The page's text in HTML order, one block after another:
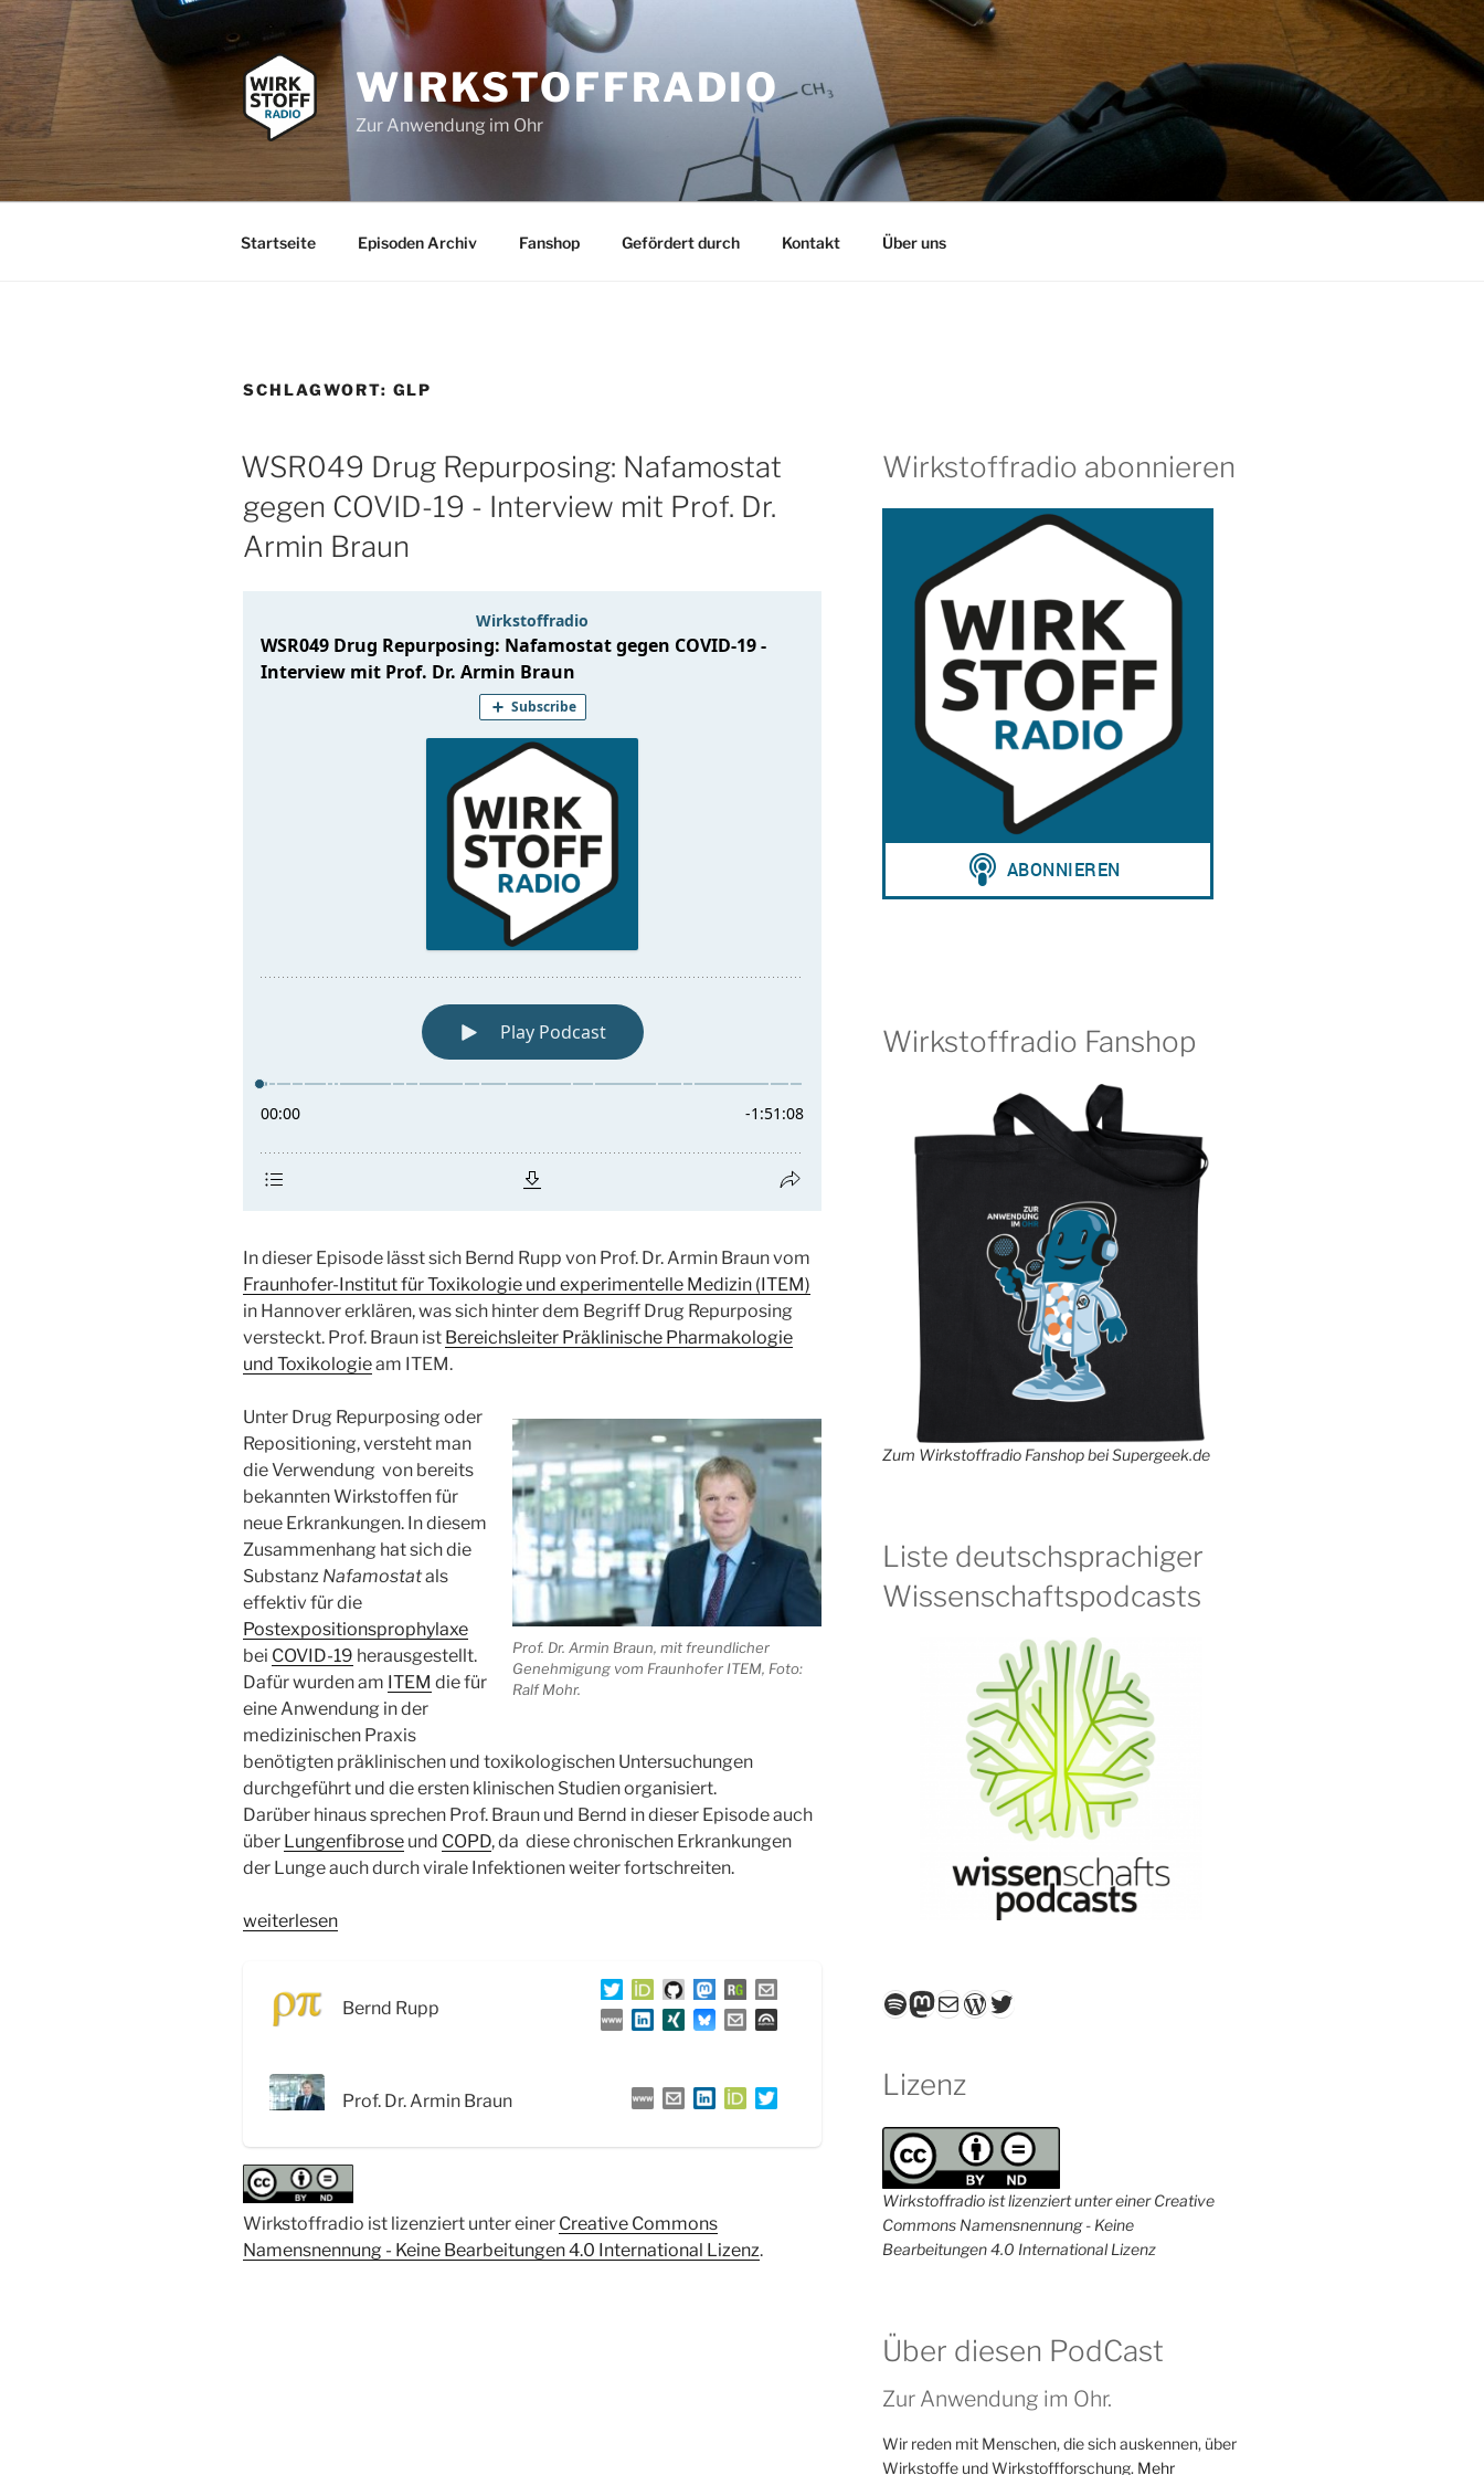
Zum
Inhalt
springen
WIRKSTOFFRADIO
Zur Anwendung im Ohr
Startseite Episoden Archiv Fanshop Gefördert durch Kontakt Über uns
SCHLAGWORT: GLP
WSR049 Drug Repurposing: Nafamostat
gegen COVID-19 - Interview mit Prof. Dr.
Armin Braun
In dieser Episode lässt sich Bernd Rupp von Prof. Dr. Armin Braun vom
Fraunhofer-Institut für Toxikologie und experimentelle Medizin (ITEM)
in Hannover erklären, was sich hinter dem Begriff Drug Repurposing
versteckt. Prof. Braun ist Bereichsleiter Präklinische Pharmakologie
und Toxikologieam ITEM.
Prof. Dr. Armin Braun, mit freundlicher
Genehmigung vom Fraunhofer ITEM, Foto:
Ralf Mohr.
Unter Drug Repurposing oder
Repositioning, versteht man
die Verwendung von bereits
bekannten Wirkstoffen für
neue Erkrankungen. In diesem
Zusammenhang hat sich die
Substanz Nafamostatals
effektiv für die
Postexpositionsprophylaxe
bei COVID-19 herausgestellt.
Dafür wurden am ITEM die für
eine Anwendung in der
medizinischen Praxis
benötigten präklinischen und toxikologischen Untersuchungen
durchgeführt und die ersten klinischen Studien organisiert.
Darüber hinaus sprechen Prof. Braun und Bernd in dieser Episode auch
über Lungenfibrose und COPD, da diese chronischen Erkrankungen
der Lunge auch durch virale Infektionen weiter fortschreiten.
„WSR049
Nafamostat
gegen
Prof.
Dr.
Armin
Braun“
weiterlesen
Bernd Rupp
Prof. Dr. Armin Braun
Wirkstoffradio ist lizenziert unter einer Creative Commons
Namensnennung - Keine Bearbeitungen 4.0 International Lizenz.
Wirkstoffradio abonnieren
Wirkstoffradio Fanshop
Zum Wirkstoffradio Fanshop bei Supergeek.de
Liste deutschsprachiger
Wissenschaftspodcasts
Spotify
Mastodon
E-MailWordPress
Twitter
Lizenz
Wirkstoffradio ist lizenziert unter einer Creative
Commons Namensnennung - Keine
Bearbeitungen 4.0 International Lizenz
Über diesen PodCast
Zur Anwendung im Ohr.
Wir reden mit Menschen, die sich auskennen, über
Wirkstoffe und Wirkstoffforschung. Mehr